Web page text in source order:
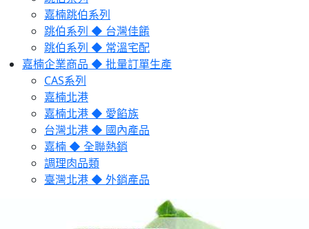
嘉楠跳伯系列
跳伯系列 ◆ 台灣佳餚
跳伯系列 ◆ 常溫宅配
嘉楠企業商品 ◆ 批量訂單生產
CAS系列
嘉楠北港
嘉楠北港 ◆ 愛餡族
台灣北港 ◆ 國內產品
嘉楠 ◆ 全聯熱銷
調理肉品類
臺灣北港 ◆ 外銷產品